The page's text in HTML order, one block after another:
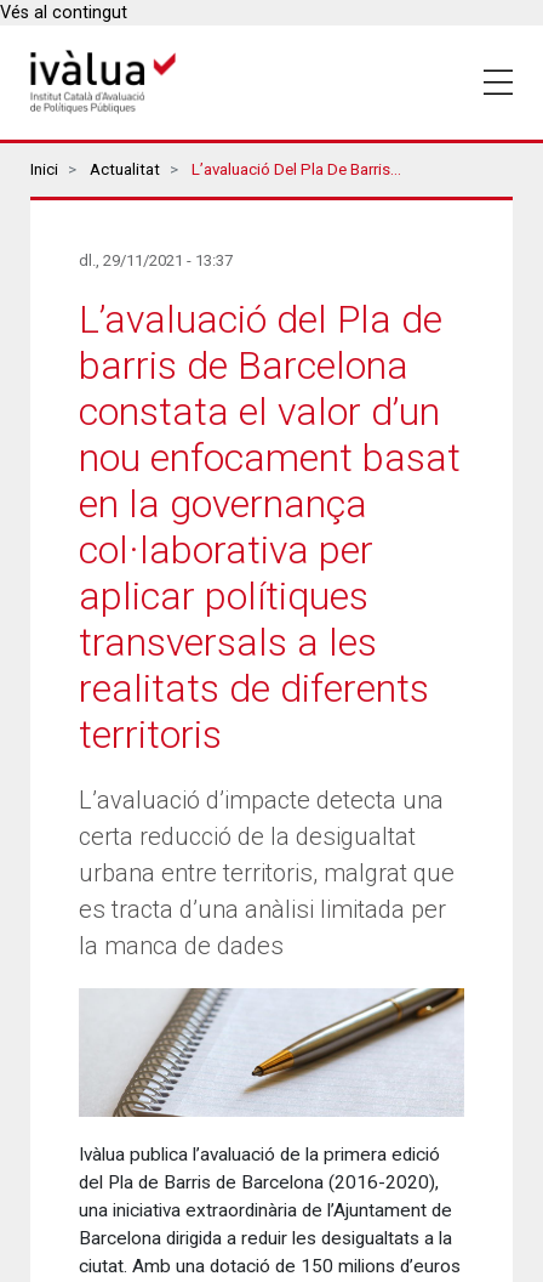
Vés al contingut
Breadcrumbs
Inici Actualitat L’avaluació Del Pla De Barris De Barcelona Constata El Valor D’un Nou Enfocament Basat En La Governança Col·laborativa Per Aplicar Polítiques Transversals A Les Realitats De Diferents Territoris
dl., 29/11/2021 - 13:37
L’avaluació del Pla de
barris de Barcelona
constata el valor d’un
nou enfocament basat
en la governança
col·laborativa per
aplicar polítiques
transversals a les
realitats de diferents
territoris
L’avaluació d’impacte detecta una
certa reducció de la desigualtat
urbana entre territoris, malgrat que
es tracta d’una anàlisi limitada per
la manca de dades
Ivàlua publica l’avaluació de la primera edició
del Pla de Barris de Barcelona (2016-2020),
una iniciativa extraordinària de l’Ajuntament de
Barcelona dirigida a reduir les desigualtats a la
ciutat. Amb una dotació de 150 milions d’euros